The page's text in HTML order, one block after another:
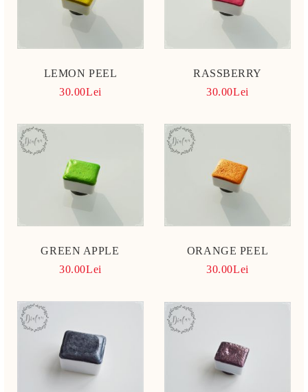
LEMON PEEL
30.00Lei
RASSBERRY
30.00Lei
GREEN APPLE
30.00Lei
ORANGE PEEL
30.00Lei